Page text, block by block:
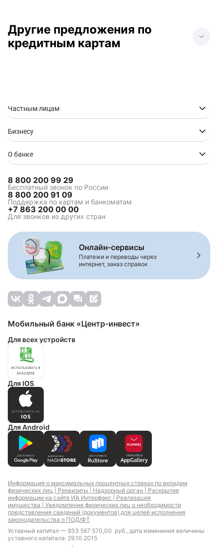
Другие предложения по
кредитным картам
Кредитная карта для
покупок
кредитную карту
Кредитная карта на 100
000 рублей
Оформить кредитную
карту онлайн
Mir Supreme с
кредитным лимитом
Mir Supreme+ с
кредитным лимитом
Частным лицам
Бизнесу
О банке
8 800 200 99 29
Бесплатный звонок по России
8 800 200 91 09
Поддержка по картам и банкоматам
+7 863 200 00 00
Для звонков из других стран
Онлайн-сервисы
Платежи и переводы через
интернет, заказ справок
Мобильный банк «Центр-инвест»
Для всех устройств
Для IOS
Для Android
Информация о максимальных процентных ставках по вкладам
физических лиц | Реквизиты | Надзорный орган | Раскрытие
информации на сайте ИА Интерфакс | Реализация
имущества | Уведомление физических лиц о необходимости
представления сведений (документов) для целей исполнения
законодательства о ПОД/ФТ
Уставный капитал — 933 567 570,00 руб., дата изменения величины
уставного капитала: 29.10.2015